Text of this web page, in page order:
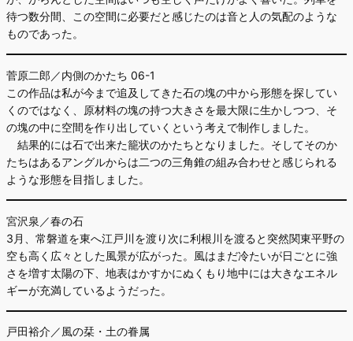
待つ数分間、この空間に必要だと感じたのは音と人の気配のような
ものであった。
菅原二郎／内側のかたち 06-1
この作品は私が今まで追及してきた石の塊の中から形態を探してい
くのではなく、原材料の塊の持つ大きさを最大限に生かしつつ、そ
の塊の中に空間を作り出していくという考えで制作しました。
結果的には石で出来た籠状のかたちとなりました。そしてそのか
たちはあるアングルからは二つの三角錐の組み合わせと感じられる
ような形態を目指しました。
宮沢泉／春の石
3月、常磐道を東へ江戸川を渡り次に利根川を渡ると突然関東平野の
空も高く広々とした風景が広がった。風はまだ冷たいが日ごとに強
さを増す太陽の下、地表はかすかにぬくもり地中には大きなエネル
ギーが充満しているようだった。
戸田裕介／風の栞・土の眷属